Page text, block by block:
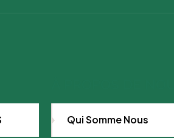
Qui Somme Nous